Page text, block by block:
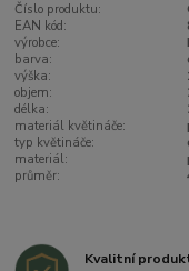
Číslo produktu:
EAN kód:
výrobce:
barva:
výška:
objem:
délka:
materiál květináče:
typ květináče:
materiál:
průměr:
Kvalitní